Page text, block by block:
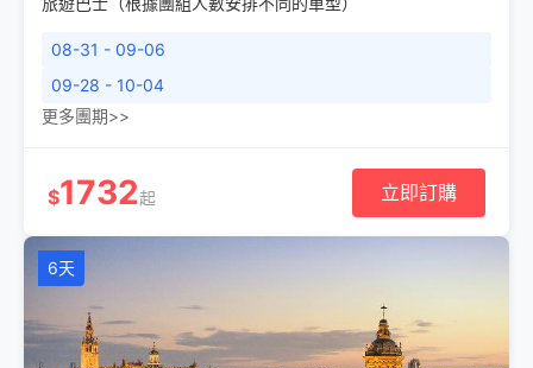
08-31 - 09-06
09-28 - 10-04
更多團期>>
$1732起 立即訂購
6天